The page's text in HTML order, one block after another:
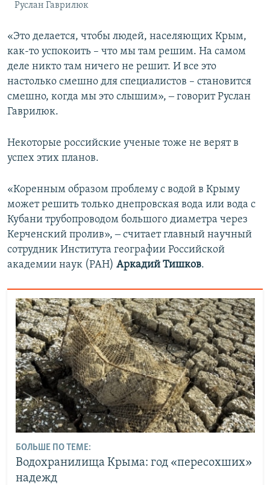
Руслан Гаврилюк
«Это делается, чтобы людей, населяющих Крым,
как-то успокоить – что мы там решим. На самом
деле никто там ничего не решит. И все это
настолько смешно для специалистов – становится
смешно, когда мы это слышим», ‒ говорит Руслан
Гаврилюк.
Некоторые российские ученые тоже не верят в
успех этих планов.
«Коренным образом проблему с водой в Крыму
может решить только днепровская вода или вода с
Кубани трубопроводом большого диаметра через
Керченский пролив», ‒ считает главный научный
сотрудник Института географии Российской
академии наук (РАН) Аркадий Тишков.
БОЛЬШЕ ПО ТЕМЕ:
Водохранилища Крыма: год «пересохших»
надежд